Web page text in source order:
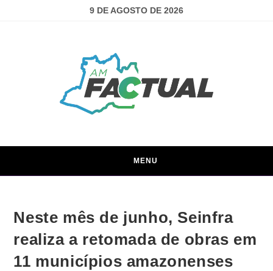
9 DE AGOSTO DE 2026
MENU
Neste mês de junho, Seinfra
realiza a retomada de obras em
11 municípios amazonenses